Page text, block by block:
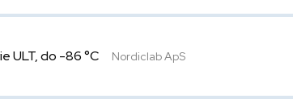
ULT, do -86 °C Nordiclab ApS